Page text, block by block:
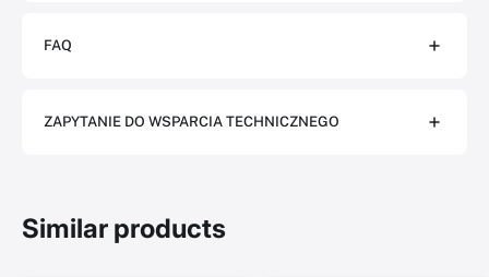
FAQ
ZAPYTANIE DO WSPARCIA TECHNICZNEGO
Similar products